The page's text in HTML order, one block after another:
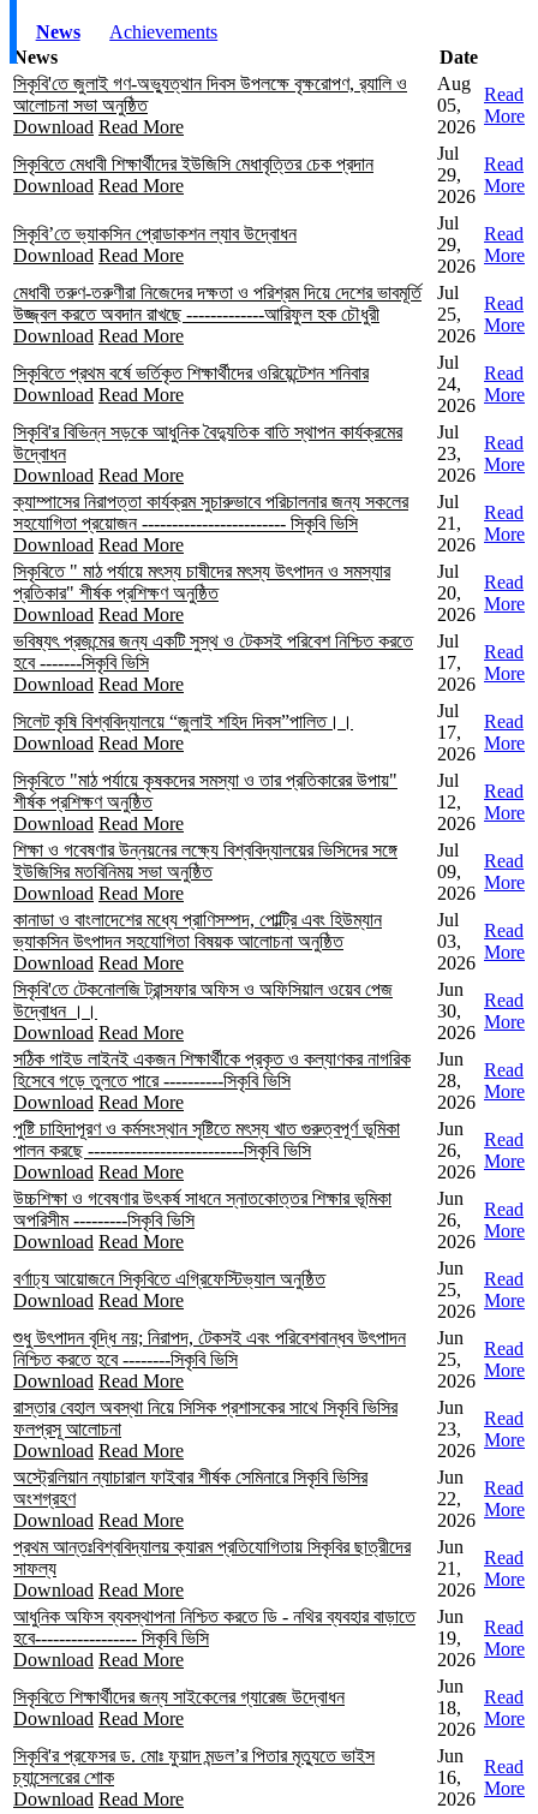
News
Achievements
News
Date
সিকৃবি'তে জুলাই গণ-অভ্যুত্থান দিবস উপলক্ষে বৃক্ষরোপণ, র‍্যালি ও
আলোচনা সভা অনুষ্ঠিত
Download Read More
Aug
05,
2026
Read
More
সিকৃবিতে মেধাবী শিক্ষার্থীদের ইউজিসি মেধাবৃত্তির চেক প্রদান
Download Read More
Jul
29,
2026
Read
More
সিকৃবি’তে ভ্যাকসিন প্রোডাকশন ল্যাব উদ্বোধন
Download Read More
Jul
29,
2026
Read
More
মেধাবী তরুণ-তরুণীরা নিজেদের দক্ষতা ও পরিশ্রম দিয়ে দেশের ভাবমূর্তি
উজ্জ্বল করতে অবদান রাখছে -------------আরিফুল হক চৌধুরী
Download Read More
Jul
25,
2026
Read
More
সিকৃবিতে প্রথম বর্ষে ভর্তিকৃত শিক্ষার্থীদের ওরিয়েন্টেশন শনিবার
Download Read More
Jul
24,
2026
Read
More
সিকৃবি'র বিভিন্ন সড়কে আধুনিক বৈদ্যুতিক বাতি স্থাপন কার্যক্রমের
উদ্বোধন
Download Read More
Jul
23,
2026
Read
More
ক্যাম্পাসের নিরাপত্তা কার্যক্রম সুচারুভাবে পরিচালনার জন্য সকলের
সহযোগিতা প্রয়োজন ------------------------ সিকৃবি ভিসি
Download Read More
Jul
21,
2026
Read
More
সিকৃবিতে " মাঠ পর্যায়ে মৎস্য চাষীদের মৎস্য উৎপাদন ও সমস্যার
প্রতিকার" শীর্ষক প্রশিক্ষণ অনুষ্ঠিত
Download Read More
Jul
20,
2026
Read
More
ভবিষ্যৎ প্রজন্মের জন্য একটি সুস্থ ও টেকসই পরিবেশ নিশ্চিত করতে
হবে -------সিকৃবি ভিসি
Download Read More
Jul
17,
2026
Read
More
সিলেট কৃষি বিশ্ববিদ্যালয়ে “জুলাই শহিদ দিবস”পালিত।।
Download Read More
Jul
17,
2026
Read
More
সিকৃবিতে "মাঠ পর্যায়ে কৃষকদের সমস্যা ও তার প্রতিকারের উপায়"
শীর্ষক প্রশিক্ষণ অনুষ্ঠিত
Download Read More
Jul
12,
2026
Read
More
শিক্ষা ও গবেষণার উন্নয়নের লক্ষ্যে বিশ্ববিদ্যালয়ের ভিসিদের সঙ্গে
ইউজিসির মতবিনিময় সভা অনুষ্ঠিত
Download Read More
Jul
09,
2026
Read
More
কানাডা ও বাংলাদেশের মধ্যে প্রাণিসম্পদ, পোল্ট্রি এবং হিউম্যান
ভ্যাকসিন উৎপাদন সহযোগিতা বিষয়ক আলোচনা অনুষ্ঠিত
Download Read More
Jul
03,
2026
Read
More
সিকৃবি'তে টেকনোলজি ট্রান্সফার অফিস ও অফিসিয়াল ওয়েব পেজ
উদ্বোধন ।।
Download Read More
Jun
30,
2026
Read
More
সঠিক গাইড লাইনই একজন শিক্ষার্থীকে প্রকৃত ও কল্যাণকর নাগরিক
হিসেবে গড়ে তুলতে পারে ----------সিকৃবি ভিসি
Download Read More
Jun
28,
2026
Read
More
পুষ্টি চাহিদাপূরণ ও কর্মসংস্থান সৃষ্টিতে মৎস্য খাত গুরুত্বপূর্ণ ভূমিকা
পালন করছে --------------------------সিকৃবি ভিসি
Download Read More
Jun
26,
2026
Read
More
উচ্চশিক্ষা ও গবেষণার উৎকর্ষ সাধনে স্নাতকোত্তর শিক্ষার ভূমিকা
অপরিসীম ---------সিকৃবি ভিসি
Download Read More
Jun
26,
2026
Read
More
বর্ণাঢ্য আয়োজনে সিকৃবিতে এগ্রিফেস্টিভ্যাল অনুষ্ঠিত
Download Read More
Jun
25,
2026
Read
More
শুধু উৎপাদন বৃদ্ধি নয়; নিরাপদ, টেকসই এবং পরিবেশবান্ধব উৎপাদন
নিশ্চিত করতে হবে --------সিকৃবি ভিসি
Download Read More
Jun
25,
2026
Read
More
রাস্তার বেহাল অবস্থা নিয়ে সিসিক প্রশাসকের সাথে সিকৃবি ভিসির
ফলপ্রসূ আলোচনা
Download Read More
Jun
23,
2026
Read
More
অস্ট্রেলিয়ান ন্যাচারাল ফাইবার শীর্ষক সেমিনারে সিকৃবি ভিসির
অংশগ্রহণ
Download Read More
Jun
22,
2026
Read
More
প্রথম আন্তঃবিশ্ববিদ্যালয় ক্যারম প্রতিযোগিতায় সিকৃবির ছাত্রীদের
সাফল্য
Download Read More
Jun
21,
2026
Read
More
আধুনিক অফিস ব্যবস্থাপনা নিশ্চিত করতে ডি - নথির ব্যবহার বাড়াতে
হবে----------------- সিকৃবি ভিসি
Download Read More
Jun
19,
2026
Read
More
সিকৃবিতে শিক্ষার্থীদের জন্য সাইকেলের গ্যারেজ উদ্বোধন
Download Read More
Jun
18,
2026
Read
More
সিকৃবি'র প্রফেসর ড. মোঃ ফুয়াদ মন্ডল’র পিতার মৃত্যুতে ভাইস
চ্যান্সেলরের শোক
Download Read More
Jun
16,
2026
Read
More